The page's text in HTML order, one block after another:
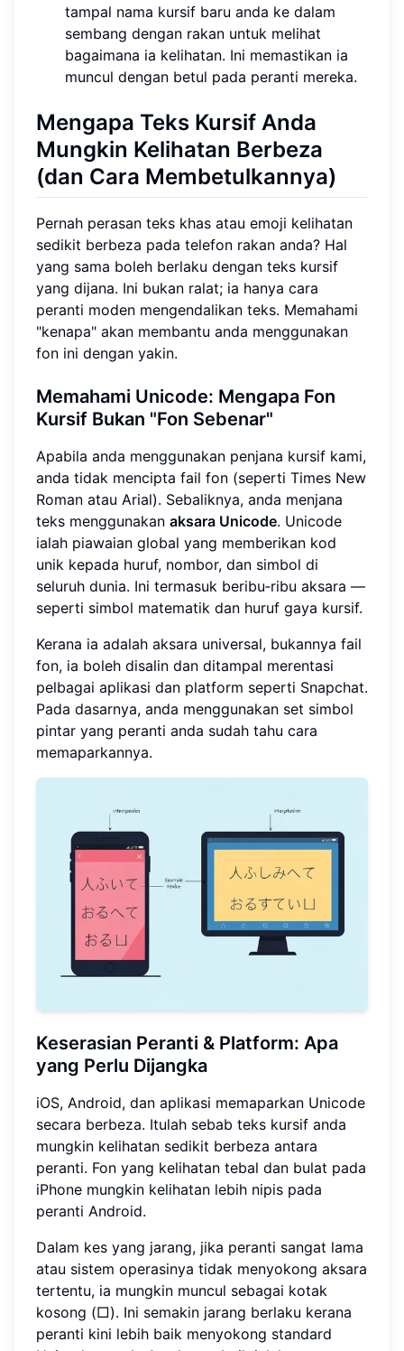
tampal nama kursif baru anda ke dalam
sembang dengan rakan untuk melihat
bagaimana ia kelihatan. Ini memastikan ia
muncul dengan betul pada peranti mereka.
Mengapa Teks Kursif Anda
Mungkin Kelihatan Berbeza
(dan Cara Membetulkannya)
Pernah perasan teks khas atau emoji kelihatan
sedikit berbeza pada telefon rakan anda? Hal
yang sama boleh berlaku dengan teks kursif
yang dijana. Ini bukan ralat; ia hanya cara
peranti moden mengendalikan teks. Memahami
"kenapa" akan membantu anda menggunakan
fon ini dengan yakin.
Memahami Unicode: Mengapa Fon
Kursif Bukan "Fon Sebenar"
Apabila anda menggunakan penjana kursif kami,
anda tidak mencipta fail fon (seperti Times New
Roman atau Arial). Sebaliknya, anda menjana
teks menggunakan aksara Unicode. Unicode
ialah piawaian global yang memberikan kod
unik kepada huruf, nombor, dan simbol di
seluruh dunia. Ini termasuk beribu‑ribu aksara —
seperti simbol matematik dan huruf gaya kursif.
Kerana ia adalah aksara universal, bukannya fail
fon, ia boleh disalin dan ditampal merentasi
pelbagai aplikasi dan platform seperti Snapchat.
Pada dasarnya, anda menggunakan set simbol
pintar yang peranti anda sudah tahu cara
memaparkannya.
Keserasian Peranti & Platform: Apa
yang Perlu Dijangka
iOS, Android, dan aplikasi memaparkan Unicode
secara berbeza. Itulah sebab teks kursif anda
mungkin kelihatan sedikit berbeza antara
peranti. Fon yang kelihatan tebal dan bulat pada
iPhone mungkin kelihatan lebih nipis pada
peranti Android.
Dalam kes yang jarang, jika peranti sangat lama
atau sistem operasinya tidak menyokong aksara
tertentu, ia mungkin muncul sebagai kotak
kosong (□). Ini semakin jarang berlaku kerana
peranti kini lebih baik menyokong standard